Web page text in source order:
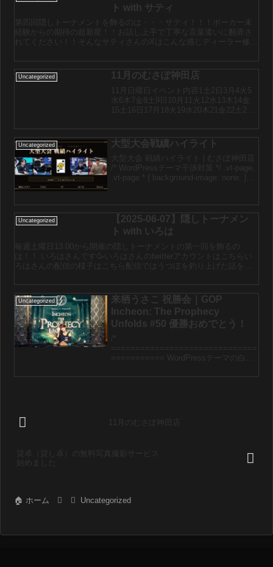
ト with サティ
第四回隠しトーナメントを飾るのは・・・サティ！！！ポーカー未
経験からの期待の超新星！！お話し上手で丁寧な言葉遣いに翻弄さ
れてください！！そんなサティさんのXはこんな感じディーラー修行
Uncategorized 11月のむさぽ神田店
11月日曜日イベント内容1土2日3月4火5
水6木7金8土9日10月11火12水13木14金
15土16日17月18火19水20木21金22土23
Uncategorized 大型大会戦績ハイライト
大型大会 戦績ハイライト | むさぽ神田店
/* WordPressテーマ干渉対策 */ .vt-page,
.vt-page * { background-image: none; }
Uncategorized
【2025-06-07】隠しトーナメン
ト with いろは
毎週土曜日13:00から開催の隠しトーナメントの第一回を飾るの
は！！ いろはさんです🥳いろはさんのtwitterアカウントはこちらい
ろはさんの配信の様子はこちら配信ではうつぼを釣り上げた話をし
Uncategorized
来栖うさこ 祝勝会｜GOP
Incheon: The Prophecy
Unfolds #50 優勝おめでとう！
/*
=========== WordPressテーマの白背
==============================
11月のむさぽ神田店
始めました
ホーム Uncategorized